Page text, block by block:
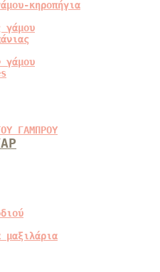
κηροπήγια
γάμου
γάμου
ΓΑΜΠΡΟΥ
μαξιλάρια